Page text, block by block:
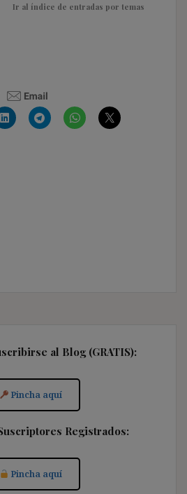
Ir al índice de entradas por temas
al Blog (GRATIS):
Pincha aquí
Registrados:
Pincha aquí